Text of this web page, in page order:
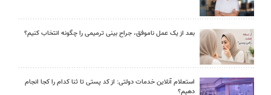
بعد از یک عمل ناموفق، جراح بینی ترمیمی را چگونه انتخاب کنیم؟
استعلام آنلاین خدمات دولتی: از کد پستی تا ثنا کدام را کجا انجام
دهیم؟